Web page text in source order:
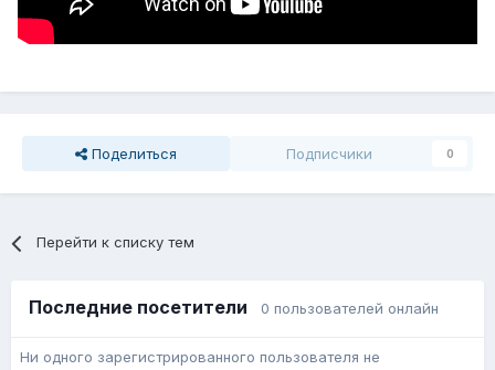
Поделиться Подписчики 0
Перейти к списку тем
Последние посетители 0 пользователей онлайн
Ни одного зарегистрированного пользователя не